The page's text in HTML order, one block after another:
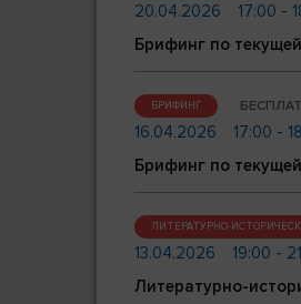
20.04.2026
17:00 -
Брифинг по
БРИФИНГ
16.04.2026
17:00 -
Брифинг по
ЛИТЕРАТУРНО-
13.04.2026
19:00 -
Литературно-